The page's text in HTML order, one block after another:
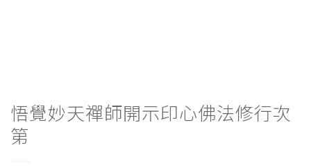
悟覺妙天禪師開示印心佛法修行次
第